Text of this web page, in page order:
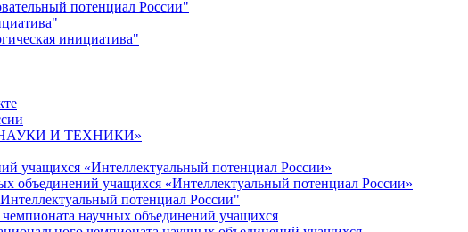
потенциал России"
инициатива"
И ТЕХНИКИ»
учащихся «Интеллектуальный потенциал России»
объединений учащихся «Интеллектуальный потенциал России»
потенциал России"
научных объединений учащихся